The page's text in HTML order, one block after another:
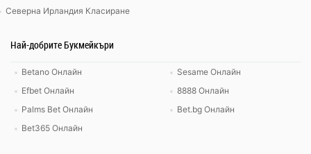
Северна Ирландия Класиране
Най-добрите Букмейкъри
Betano Онлайн
Efbet Онлайн
Palms Bet Онлайн
Bet365 Онлайн
Sesame Онлайн
8888 Онлайн
Bet.bg Онлайн